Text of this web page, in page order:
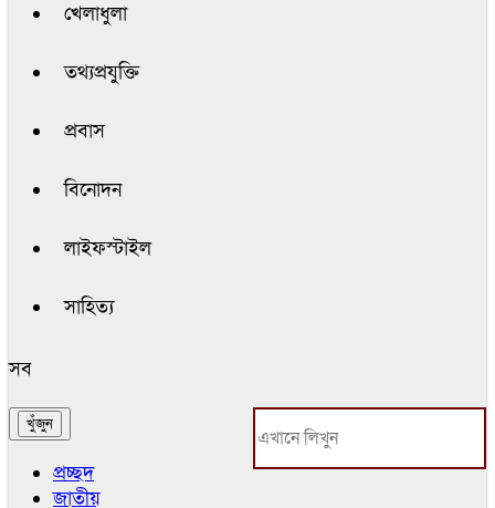
খেলাধুলা
তথ্যপ্রযুক্তি
প্রবাস
বিনোদন
লাইফস্টাইল
সাহিত্য
সব
প্রচ্ছদ
জাতীয়